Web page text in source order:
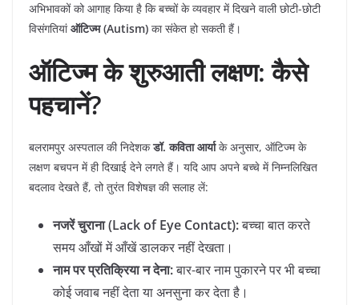
अभिभावकों को आगाह किया है कि बच्चों के व्यवहार में दिखने वाली छोटी-छोटी
विसंगतियांऑटिज्म (Autism) का संकेत हो सकती हैं।
ऑटिज्म के शुरुआती लक्षण: कैसे
पहचानें?
​बलरामपुर अस्पताल की निदेशकडॉ. कविता आर्याके अनुसार, ऑटिज्म के
लक्षण बचपन में ही दिखाई देने लगते हैं। यदि आप अपने बच्चे में निम्नलिखित
बदलाव देखते हैं, तो तुरंत विशेषज्ञ की सलाह लें:
नजरें चुराना (Lack of Eye Contact):बच्चा बात करते
समय आँखों में आँखें डालकर नहीं देखता।
नाम पर प्रतिक्रिया न देना:बार-बार नाम पुकारने पर भी बच्चा
कोई जवाब नहीं देता या अनसुना कर देता है।